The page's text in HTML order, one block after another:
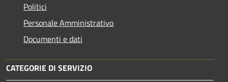
Politici
Personale Amministrativo
Documenti e dati
CATEGORIE DI SERVIZIO